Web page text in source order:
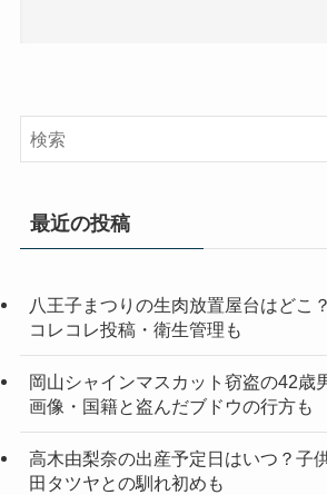
最近の投稿
八王子まつりの生肉放置屋台はどこ
コレコレ投稿・衛生管理も
岡山シャインマスカット窃盗の42歳
画像・国籍と盗んだブドウの行方も
高木由梨奈の出産予定日はいつ？子
田タツヤとの馴れ初めも